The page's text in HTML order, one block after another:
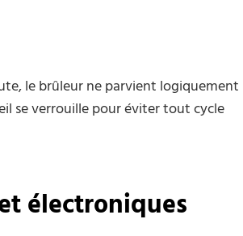
le brûleur ne parvient logiquement
se verrouille pour éviter tout cycle
électroniques